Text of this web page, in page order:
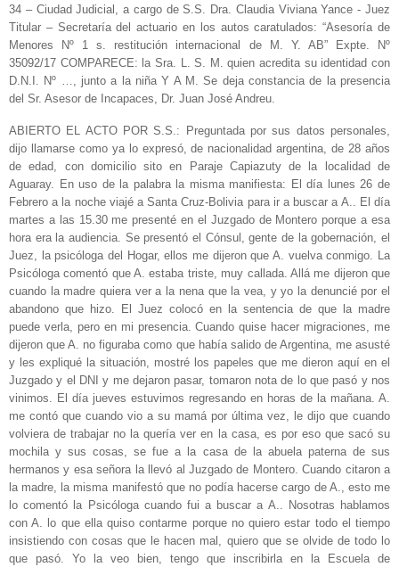
34 – Ciudad Judicial, a cargo de S.S. Dra. Claudia Viviana Yance - Juez
Titular – Secretaría del actuario en los autos caratulados: “Asesoría de
Menores Nº 1 s. restitución internacional de M. Y. AB” Expte. Nº
35092/17 COMPARECE: la Sra. L. S. M. quien acredita su identidad con
D.N.I. Nº …, junto a la niña Y A M. Se deja constancia de la presencia
del Sr. Asesor de Incapaces, Dr. Juan José Andreu.
ABIERTO EL ACTO POR S.S.: Preguntada por sus datos personales,
dijo llamarse como ya lo expresó, de nacionalidad argentina, de 28 años
de edad, con domicilio sito en Paraje Capiazuty de la localidad de
Aguaray. En uso de la palabra la misma manifiesta: El día lunes 26 de
Febrero a la noche viajé a Santa Cruz-Bolivia para ir a buscar a A.. El día
martes a las 15.30 me presenté en el Juzgado de Montero porque a esa
hora era la audiencia. Se presentó el Cónsul, gente de la gobernación, el
Juez, la psicóloga del Hogar, ellos me dijeron que A. vuelva conmigo. La
Psicóloga comentó que A. estaba triste, muy callada. Allá me dijeron que
cuando la madre quiera ver a la nena que la vea, y yo la denuncié por el
abandono que hizo. El Juez colocó en la sentencia de que la madre
puede verla, pero en mi presencia. Cuando quise hacer migraciones, me
dijeron que A. no figuraba como que había salido de Argentina, me asusté
y les expliqué la situación, mostré los papeles que me dieron aquí en el
Juzgado y el DNI y me dejaron pasar, tomaron nota de lo que pasó y nos
vinimos. El día jueves estuvimos regresando en horas de la mañana. A.
me contó que cuando vio a su mamá por última vez, le dijo que cuando
volviera de trabajar no la quería ver en la casa, es por eso que sacó su
mochila y sus cosas, se fue a la casa de la abuela paterna de sus
hermanos y esa señora la llevó al Juzgado de Montero. Cuando citaron a
la madre, la misma manifestó que no podía hacerse cargo de A., esto me
lo comentó la Psicóloga cuando fui a buscar a A.. Nosotras hablamos
con A. lo que ella quiso contarme porque no quiero estar todo el tiempo
insistiendo con cosas que le hacen mal, quiero que se olvide de todo lo
que pasó. Yo la veo bien, tengo que inscribirla en la Escuela de